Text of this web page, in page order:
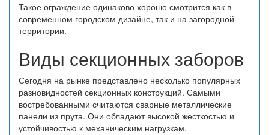
Такое ограждение одинаково хорошо смотрится как в
современном городском дизайне, так и на загородной
территории.
Виды секционных заборов
Сегодня на рынке представлено несколько популярных
разновидностей секционных конструкций. Самыми
востребованными считаются сварные металлические
панели из прута. Они обладают высокой жесткостью и
устойчивостью к механическим нагрузкам.